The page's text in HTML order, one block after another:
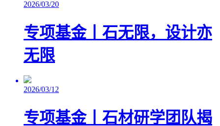
2026/03/20
专项基金丨石无限，设计亦
无限
2026/03/12
专项基金丨石材研学团队揭